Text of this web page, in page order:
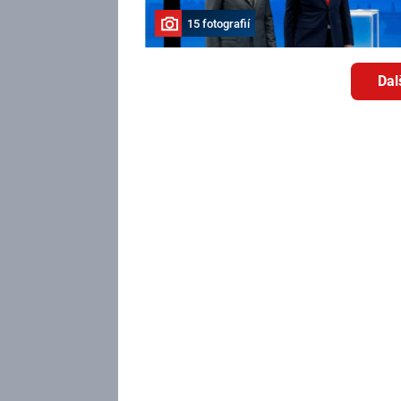
15 fotografií